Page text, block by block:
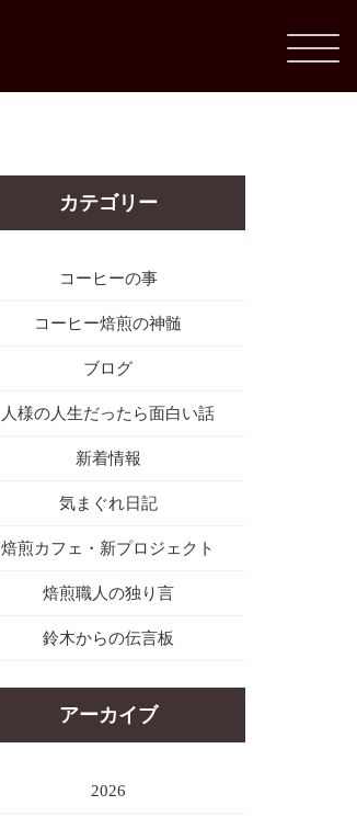
カテゴリー
コーヒーの事
コーヒー焙煎の神髄
ブログ
人様の人生だったら面白い話
新着情報
気まぐれ日記
焙煎カフェ・新プロジェクト
焙煎職人の独り言
鈴木からの伝言板
アーカイブ
2026